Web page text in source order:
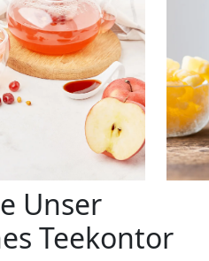
Unser
Teekontor